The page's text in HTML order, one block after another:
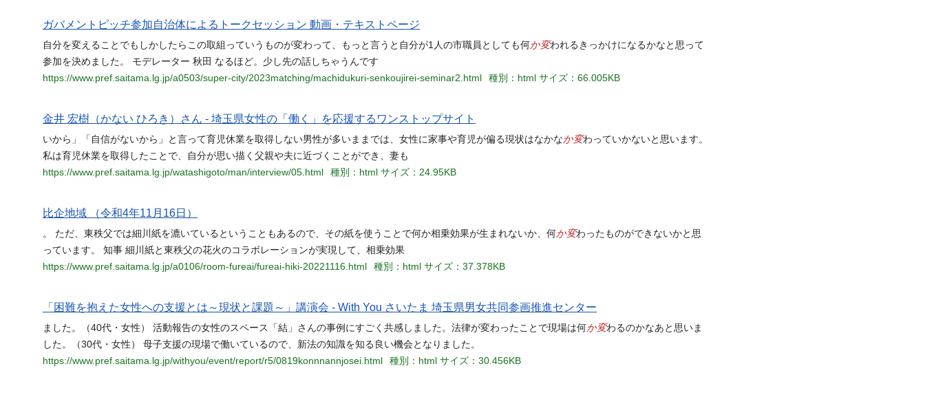
ガバメントピッチ参加自治体によるトークセッション 動画・テキストページ
自分を変えることでもしかしたらこの取組っていうものが変わって、もっと言うと自分が1人の市職員としても何か変われるきっかけになるかなと思って
参加を決めました。 モデレーター 秋田 なるほど。少し先の話しちゃうんです
https://www.pref.saitama.lg.jp/a0503/super-city/2023matching/machidukuri-senkoujirei-seminar2.html
種別：html サイズ：66.005KB
金井 宏樹（かない ひろき）さん - 埼玉県女性の「働く」を応援するワンストップサイト
いから」「自信がないから」と言って育児休業を取得しない男性が多いままでは、女性に家事や育児が偏る現状はなかな か変わっていかないと思います。
私は育児休業を取得したことで、自分が思い描く父親や夫に近づくことができ、妻も
https://www.pref.saitama.lg.jp/watashigoto/man/interview/05.html
種別：html サイズ：24.95KB
比企地域 （令和4年11月16日）
。 ただ、東秩父では細川紙を漉いているということもあるので、その紙を使うことで何か相乗効果が生まれないか、何か変わったものができないかと思
っています。 知事 細川紙と東秩父の花火のコラボレーションが実現して、相乗効果
https://www.pref.saitama.lg.jp/a0106/room-fureai/fureai-hiki-20221116.html
種別：html サイズ：37.378KB
「困難を抱えた女性への支援とは～現状と課題～」講演会 - With You さいたま 埼玉県男女共同参画推進センター
ました。（40代・女性） 活動報告の女性のスペース「結」さんの事例にすごく共感しました。法律が変わったことで現場は何か変わるのかなあと思いま
した。（30代・女性） 母子支援の現場で働いているので、新法の知識を知る良い機会となりました。
https://www.pref.saitama.lg.jp/withyou/event/report/r5/0819konnnannjosei.html
種別：html サイズ：30.456KB